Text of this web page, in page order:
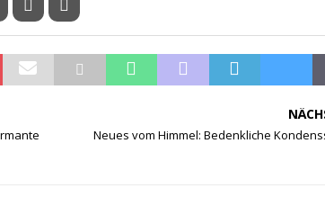
Neues vom Himmel: Bedenkliche